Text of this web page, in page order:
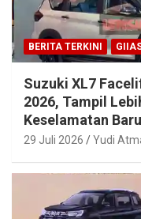
BERITA TERKINI
Suzuki XL7
2026, Tampil
Keselamatan Baru
29 Juli 2026 Yudi